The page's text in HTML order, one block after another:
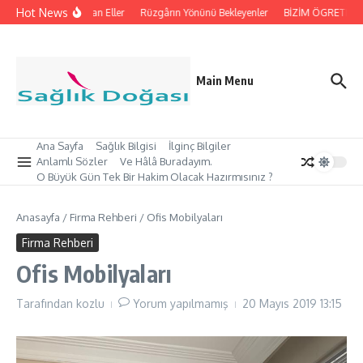
İçeriğe atla
Hot Newsİpleri Tutan Eller Rüzgârın Yönünü Bekleyenler BİZİM
Main Menu
Ana Sayfa Sağlık Bilgisi
İlginç Bilgiler
Anlamlı Sözler
Ve Hâlâ Buradayım.
O Büyük Gün Tek Bir Hakim Olacak Hazırmısınız ?
Anasayfa / Firma Rehberi / Ofis Mobilyaları
Firma Rehberi
Ofis Mobilyaları
Tarafından kozlu Yorum yapılmamış 20 Mayıs 2019 13:15